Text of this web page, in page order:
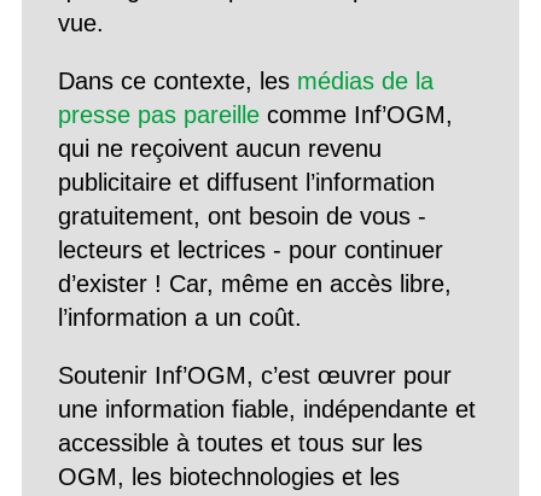
vue.
Dans ce contexte, les médias de la
presse pas pareillecomme Inf’OGM,
qui ne reçoivent aucun revenu
publicitaire et diffusent l’information
gratuitement, ont besoin de vous -
lecteurs et lectrices - pour continuer
d’exister ! Car, même en accès libre,
l’information a un coût.
Soutenir Inf’OGM, c’est œuvrer pour
une information fiable, indépendante et
accessible à toutes et tous sur les
OGM, les biotechnologies et les